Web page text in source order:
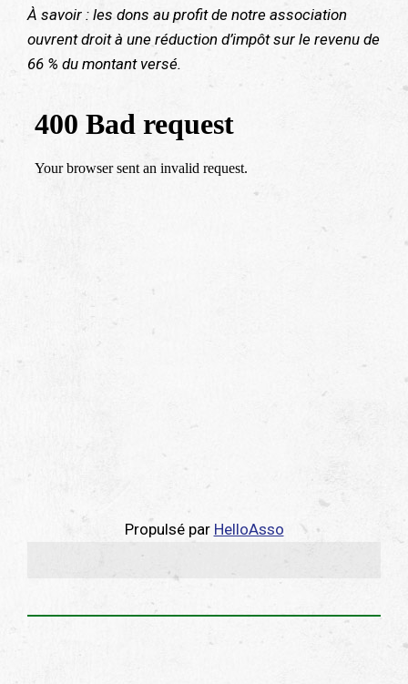
À savoir : les dons au profit de notre association
ouvrent droit à une réduction d’impôt sur le revenu de
66 % du montant versé.
Propulsé par HelloAsso